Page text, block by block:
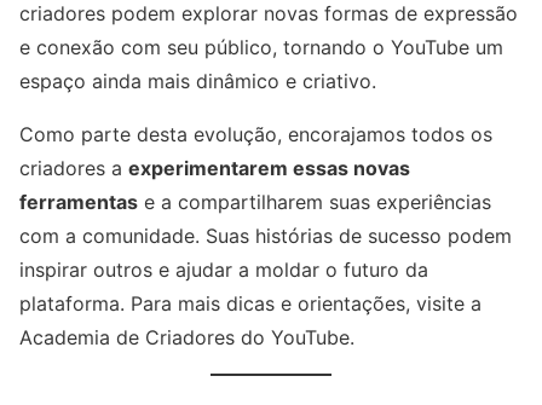
criadores podem explorar novas formas de expressão
e conexão com seu público, tornando o YouTube um
espaço ainda mais dinâmico e criativo.
Como parte desta evolução, encorajamos todos os
criadores a experimentarem essas novas
ferramentas e a compartilharem suas experiências
com a comunidade. Suas histórias de sucesso podem
inspirar outros e ajudar a moldar o futuro da
plataforma. Para mais dicas e orientações, visite a
Academia de Criadores do YouTube.